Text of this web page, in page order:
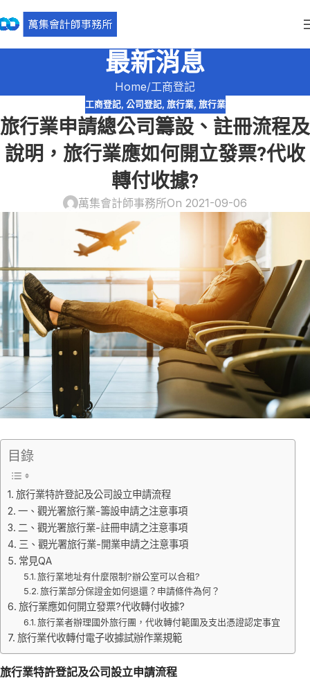
最新消息
Home 工商登記
工商登記, 公司登記, 旅行業, 旅行業
旅行業申請總公司籌設、註冊流程及
說明，旅行業應如何開立發票?代收
轉付收據?
萬集會計師事務所On 2021-09-06
目錄
旅行業特許登記及公司設立申請流程
一、觀光署旅行業-籌設申請之注意事項
二、觀光署旅行業-註冊申請之注意事項
三、觀光署旅行業-開業申請之注意事項
常見QA
旅行業地址有什麼限制?辦公室可以合租?
旅行業部分保證金如何退還？申請條件為何？
旅行業應如何開立發票?代收轉付收據?
旅行業者辦理國外旅行團，代收轉付範圍及支出憑證認定事宜
旅行業代收轉付電子收據試辦作業規範
旅行業特許登記及公司設立申請流程